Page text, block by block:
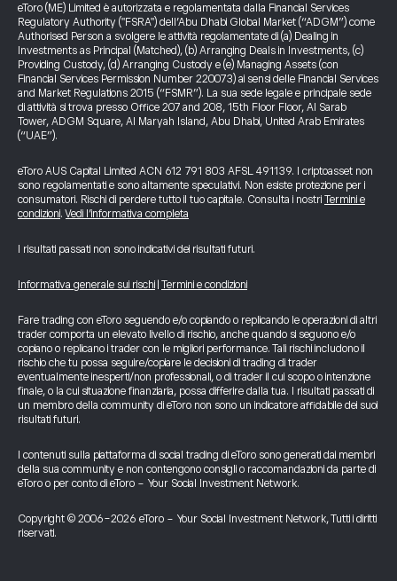
eToro (ME) Limited è autorizzata e regolamentata dalla Financial Services
Regulatory Authority ("FSRA") dell’Abu Dhabi Global Market (“ADGM”) come
Authorised Person a svolgere le attività regolamentate di (a) Dealing in
Investments as Principal (Matched), (b) Arranging Deals in Investments, (c)
Providing Custody, (d) Arranging Custody e (e) Managing Assets (con
Financial Services Permission Number 220073) ai sensi delle Financial Services
and Market Regulations 2015 (“FSMR”). La sua sede legale e principale sede
di attività si trova presso Office 207 and 208, 15th Floor Floor, Al Sarab
Tower, ADGM Square, Al Maryah Island, Abu Dhabi, United Arab Emirates
(“UAE”).
eToro AUS Capital Limited ACN 612 791 803 AFSL 491139. I criptoasset non
sono regolamentati e sono altamente speculativi. Non esiste protezione per i
consumatori. Rischi di perdere tutto il tuo capitale. Consulta i nostri Termini e
condizioni.Vedi l’informativa completa
I risultati passati non sono indicativi dei risultati futuri.
Informativa generale sui rischi Termini e condizioni
Fare trading con eToro seguendo e/o copiando o replicando le operazioni di altri
trader comporta un elevato livello di rischio, anche quando si seguono e/o
copiano o replicano i trader con le migliori performance. Tali rischi includono il
rischio che tu possa seguire/copiare le decisioni di trading di trader
eventualmente inesperti/non professionali, o di trader il cui scopo o intenzione
finale, o la cui situazione finanziaria, possa differire dalla tua. I risultati passati di
un membro della community di eToro non sono un indicatore affidabile dei suoi
risultati futuri.
I contenuti sulla piattaforma di social trading di eToro sono generati dai membri
della sua community e non contengono consigli o raccomandazioni da parte di
eToro o per conto di eToro - Your Social Investment Network.
Copyright © 2006-2026 eToro - Your Social Investment Network, Tutti i diritti
riservati.